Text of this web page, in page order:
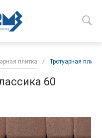
плитка / Тротуарная
60